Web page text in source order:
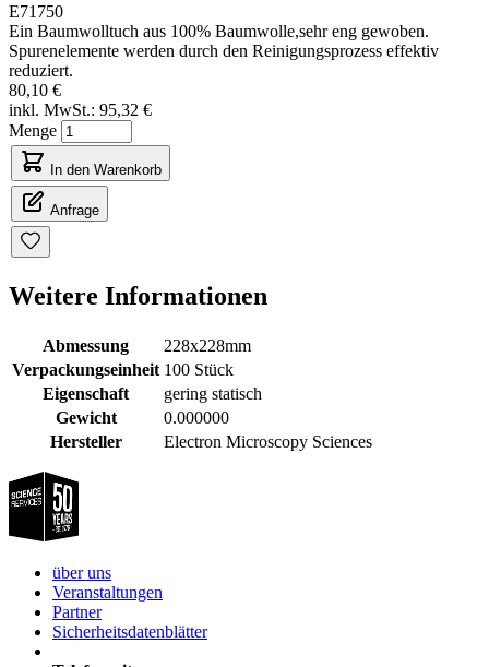
E71750
Ein Baumwolltuch aus 100% Baumwolle,sehr eng gewoben.
Spurenelemente werden durch den Reinigungsprozess effektiv
reduziert.
80,10 €
inkl. MwSt.: 95,32 €
Menge
In den Warenkorb
Anfrage
Weitere Informationen
Abmessung
228x228mm
Verpackungseinheit 100 Stück
Eigenschaft
gering statisch
Gewicht
0.000000
Hersteller
Electron Microscopy Sciences
über uns
Veranstaltungen
Partner
Sicherheitsdatenblätter